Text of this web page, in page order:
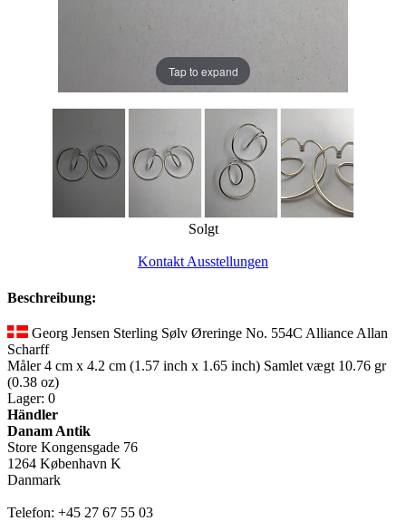
Tap to expand
Solgt
Kontakt Ausstellungen
Beschreibung:
Georg Jensen Sterling Sølv Øreringe No. 554C Alliance Allan
Scharff
Måler 4 cm x 4.2 cm (1.57 inch x 1.65 inch) Samlet vægt 10.76 gr
(0.38 oz)
Lager: 0
Händler
Danam Antik
Store Kongensgade 76
1264 København K
Danmark
Telefon: +45 27 67 55 03